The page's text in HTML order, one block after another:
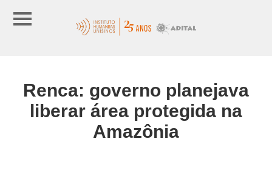
Renca: governo planejava
liberar área protegida na
Amazônia